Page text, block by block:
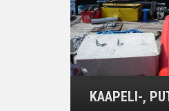
KAAPELI-,